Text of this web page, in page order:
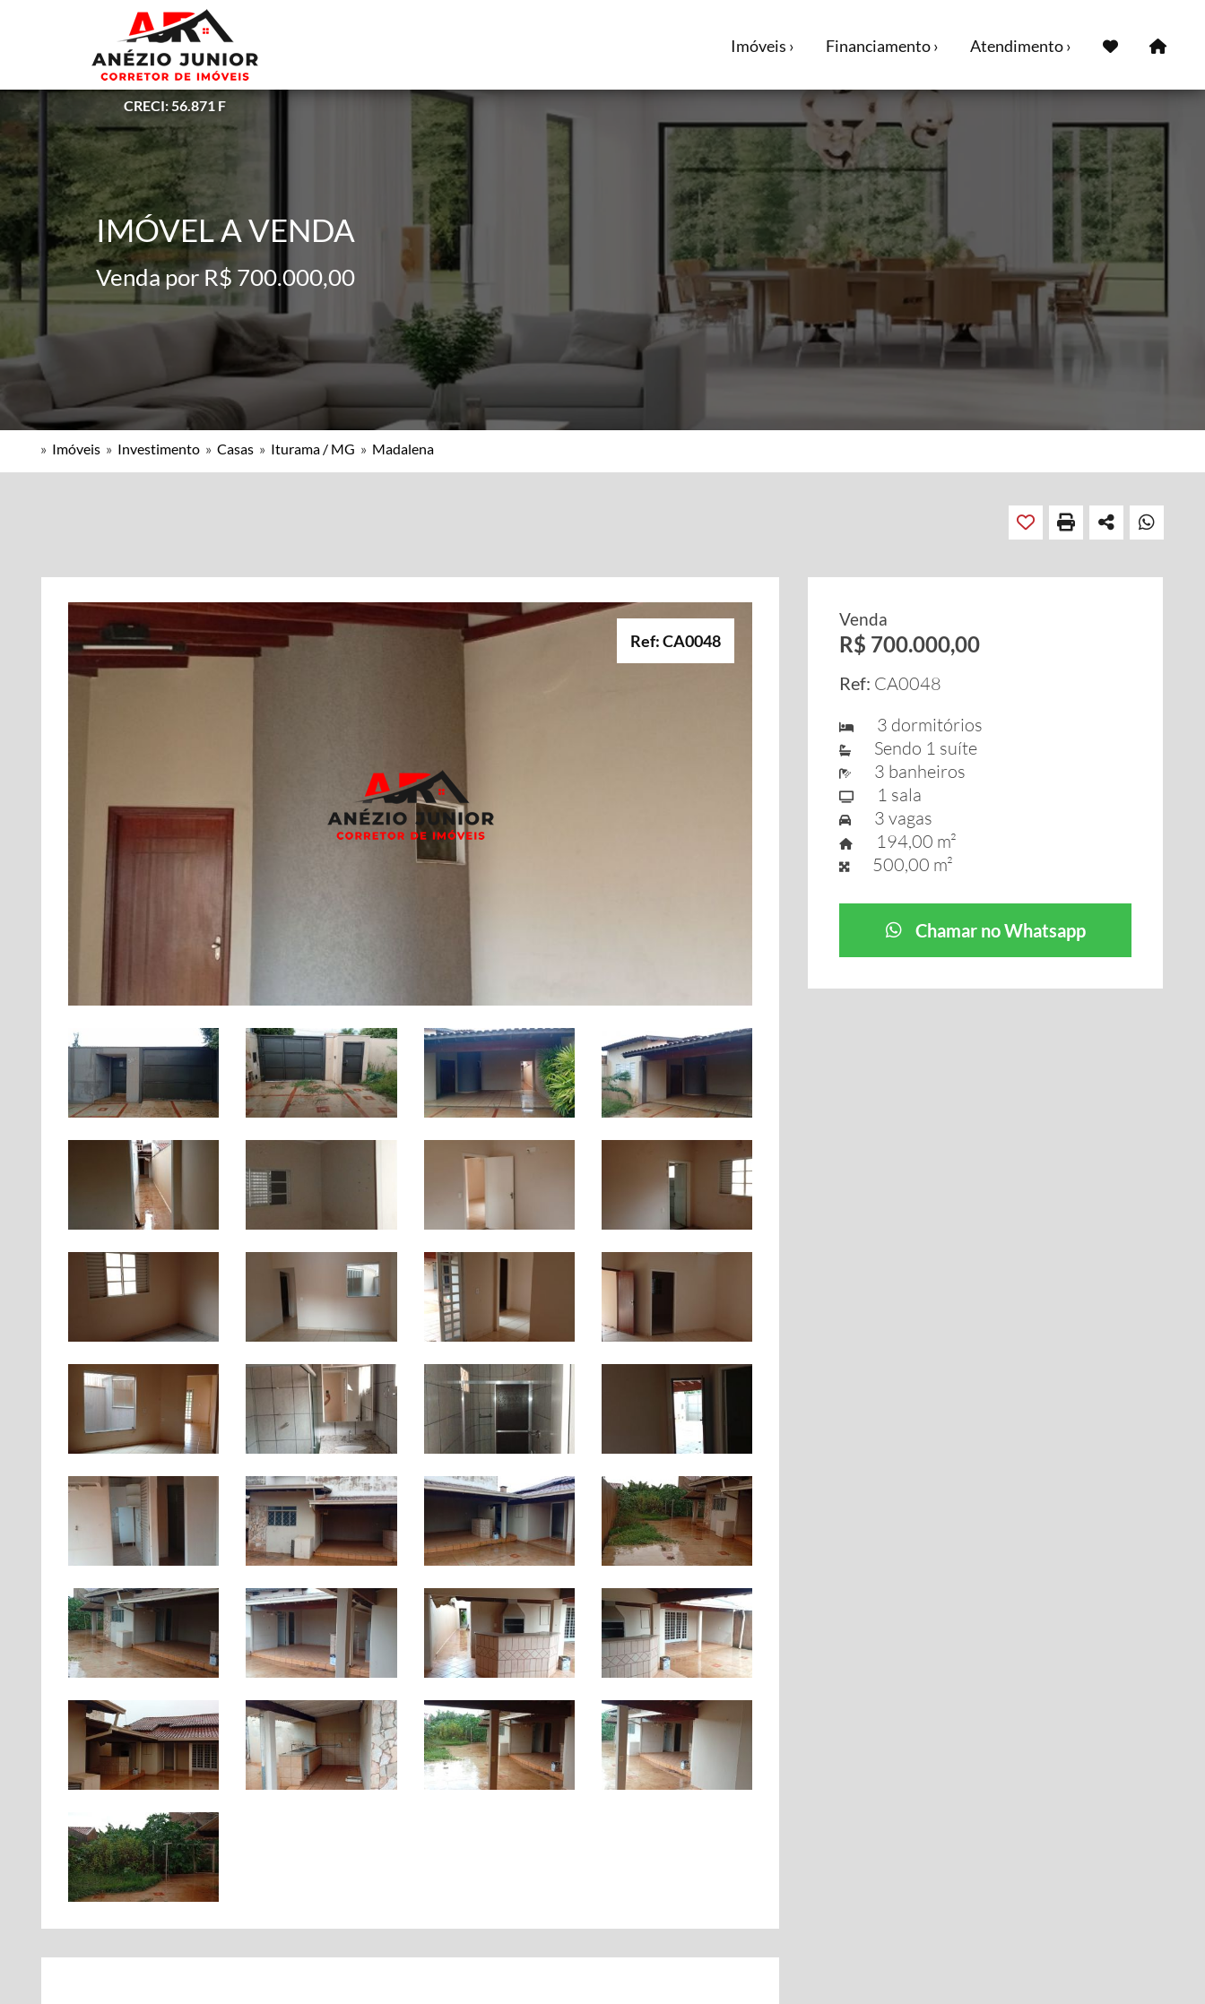
CRECI: 56.871 F
Imóveis › Financiamento › Atendimento ›
IMÓVEL A VENDA
Venda por R$ 700.000,00
» Imóveis » Investimento » Casas » Iturama / MG » Madalena
Ref: CA0048
Venda
R$ 700.000,00
Ref: CA0048
3 dormitórios
Sendo 1 suíte
3 banheiros
1 sala
3 vagas
194,00 m²
500,00 m²
Chamar no Whatsapp